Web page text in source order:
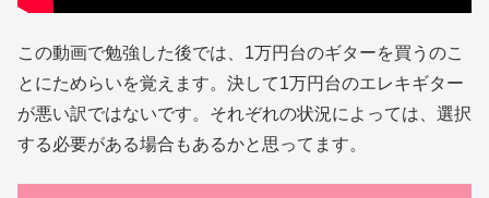
この動画で勉強した後では、1万円台のギターを買うのこ
とにためらいを覚えます。決して1万円台のエレキギター
が悪い訳ではないです。それぞれの状況によっては、選択
する必要がある場合もあるかと思ってます。